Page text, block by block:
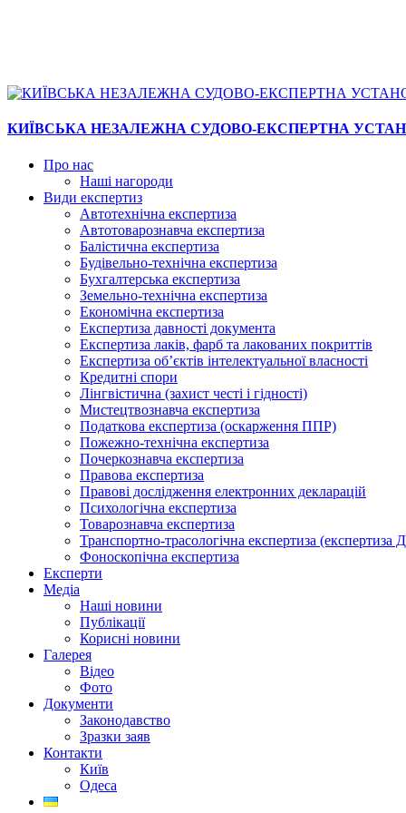
КИЇВСЬКА НЕЗАЛЕЖНА СУДОВО-ЕКСПЕРТНА
Про нас
Наші нагороди
Види експертиз
Автотехнічна експертиза
Автотоварознавча експертиза
Балістична експертиза
Будівельно-технічна експертиза
Бухгалтерська експертиза
Земельно-технічна експертиза
Економічна експертиза
Експертиза давності документа
Експертиза лаків, фарб та лакованих покриттів
Експертиза об’єктів інтелектуальної власності
Кредитні спори
Лінгвістична (захист честі і гідності)
Мистецтвознавча експертиза
Податкова експертиза (оскарження ППР)
Пожежно-технічна експертиза
Почеркознавча експертиза
Правова експертиза
Правові дослідження електронних декларацій
Психологічна експертиза
Товарознавча експертиза
Транспортно-трасологічна експертиза (експертиза
Фоноскопічна експертиза
Експерти
Медіа
Наші новини
Публікації
Корисні новини
Галерея
Відео
Фото
Документи
Законодавство
Зразки заяв
Контакти
Київ
Одеса